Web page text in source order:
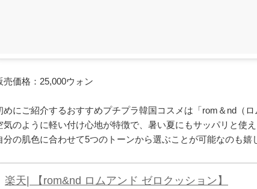
売価格：25,000ウォン
めにご紹介するおすすめプチプラ韓国コスメは「rom＆nd（ロ
気のように軽い付け心地が特徴で、暑い夏にもサッパリと使
分の肌色に合わせて5つのトーンから選ぶことが可能なのも嬉
楽天| 【rom&nd ロムアンド ゼロクッション】